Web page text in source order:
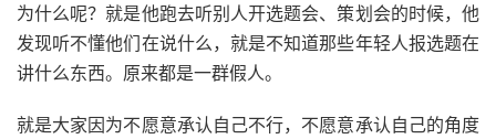
为什么呢？就是他跑去听别人开选题会、策划会的时候，他
发现听不懂他们在说什么，就是不知道那些年轻人报选题在
讲什么东西。原来都是一群假人。
就是大家因为不愿意承认自己不行，不愿意承认自己的角度